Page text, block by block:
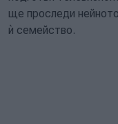
ще проследи
ѝ семейство.